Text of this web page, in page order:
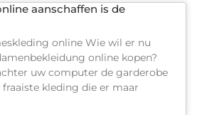
aanschaffen is de
online Wie wil er nu
online kopen?
uw computer de garderobe
kleding die er maar